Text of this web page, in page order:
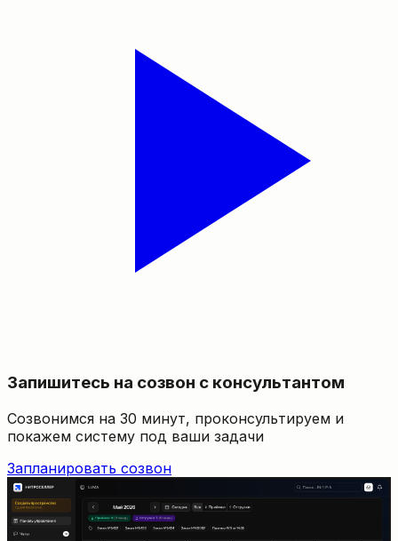
Запишитесь на созвон с консультантом
Созвонимся на 30 минут, проконсультируем и
покажем систему под ваши задачи
Запланировать созвон